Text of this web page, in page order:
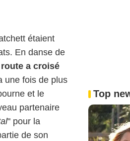
étaient
En danse de
a croisé
une fois de plus
et le
partenaire
" pour la
de son
Top